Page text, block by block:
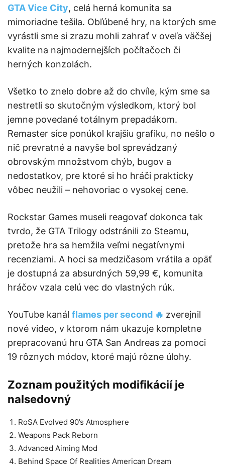
GTA Vice City, celá herná komunita sa
mimoriadne tešila. Obľúbené hry, na ktorých sme
vyrástli sme si zrazu mohli zahrať v oveľa väčšej
kvalite na najmodernejších počítačoch či
herných konzolách.
Všetko to znelo dobre až do chvíle, kým sme sa
nestretli so skutočným výsledkom, ktorý bol
jemne povedané totálnym prepadákom.
Remaster síce ponúkol krajšiu grafiku, no nešlo o
nič prevratné a navyše bol sprevádzaný
obrovským množstvom chýb, bugov a
nedostatkov, pre ktoré si ho hráči prakticky
vôbec neužili – nehovoriac o vysokej cene.
Rockstar Games museli reagovať dokonca tak
tvrdo, že GTA Trilogy odstránili zo Steamu,
pretože hra sa hemžila veľmi negatívnymi
recenziami. A hoci sa medzičasom vrátila a opäť
je dostupná za absurdných 59,99 €, komunita
hráčov vzala celú vec do vlastných rúk.
YouTube kanál flames per second 🔥 zverejnil
nové video, v ktorom nám ukazuje kompletne
prepracovanú hru GTA San Andreas za pomoci
19 rôznych módov, ktoré majú rôzne úlohy.
Zoznam použitých modifikácií je
nalsedovný
RoSA Evolved 90’s Atmosphere
Weapons Pack Reborn
Advanced Aiming Mod
Behind Space Of Realities American Dream